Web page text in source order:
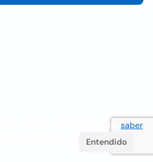
la experiencia del usuario saber
Entendido